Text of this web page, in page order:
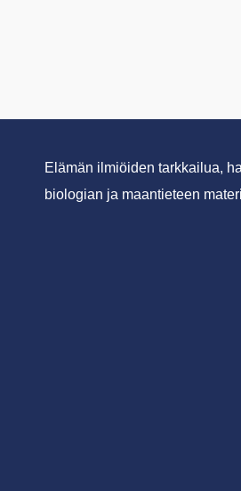
Elämän ilmiöiden tarkkailua,
biologian ja maantieteen